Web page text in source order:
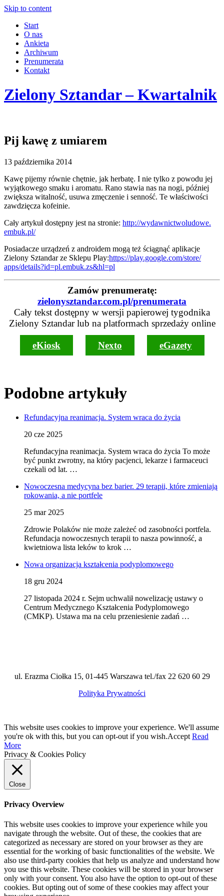
Skip to content
Start
O nas
Ankieta
Archiwum
Prenumerata
Kontakt
Zielony Sztandar – Kwartalnik
Pij kawę z umiarem
13 października 2014
Kawę pijemy równie chętnie, jak herbatę. I nie tylko z powodu jej
wyjątkowego smaku i aromatu. Rano stawia nas na nogi, później
zwiększa witalność, usuwa zmęczenie i senność. Te właściwości
zawdzięcza kofeinie.
Cały artykuł dostępny jest na stronie: http://wydawnictwoludowe.
embuk.pl/
Posiadacze urządzeń z androidem mogą też ściągnąć aplikacje
Zielony Sztandar ze Sklepu Play:https://play.google.com/store/
apps/details?id=pl.embuk.zs&hl=pl
Zamów prenumeratę:
zielonysztandar.com.pl/prenumerata
Cały tekst dostępny w wersji papierowej tygodnika
Zielony Sztandar lub na platformach sprzedaży online
eKiosk Nexto eGazety
Podobne artykuły
Refundacyjna reanimacja. System wraca do życia
20 cze 2025
Refundacyjna reanimacja. System wraca do życia To może
być punkt zwrotny, na który pacjenci, lekarze i farmaceuci
czekali od lat. …
Nowoczesna medycyna bez barier. 29 terapii, które zmieniają
rokowania, a nie portfele
25 mar 2025
Zdrowie Polaków nie może zależeć od zasobności portfela.
Refundacja nowoczesnych terapii to nasza powinność, a
kwietniowa lista leków to krok …
Nowa organizacja kształcenia podyplomowego
18 gru 2024
27 listopada 2024 r. Sejm uchwalił nowelizację ustawy o
Centrum Medycznego Kształcenia Podyplomowego
(CMKP). Ustawa ma na celu przeniesienie zadań …
ul. Erazma Ciołka 15, 01-445 Warszawa tel./fax 22 620 60 29
Polityka Prywatności
This website uses cookies to improve your experience. We'll assume
you're ok with this, but you can opt-out if you wish.Accept Read
More
Privacy & Cookies Policy
Close
Privacy Overview
This website uses cookies to improve your experience while you
navigate through the website. Out of these, the cookies that are
categorized as necessary are stored on your browser as they are
essential for the working of basic functionalities of the website. We
also use third-party cookies that help us analyze and understand how
you use this website. These cookies will be stored in your browser
only with your consent. You also have the option to opt-out of these
cookies. But opting out of some of these cookies may affect your